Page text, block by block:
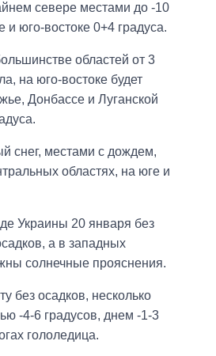
севере местами до -10
и юго-востоке 0+4 градуса.
областей от 3
на юго-востоке будет
Донбассе и Луганской
снег, местами с дождем,
областях, на юге и
Украины 20 января без
а в западных
солнечные прояснения.
без осадков, несколько
-4-6 градусов, днем -1-3
гололедица.